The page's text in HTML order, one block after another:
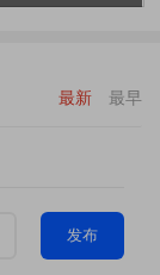
最新 最早
发布